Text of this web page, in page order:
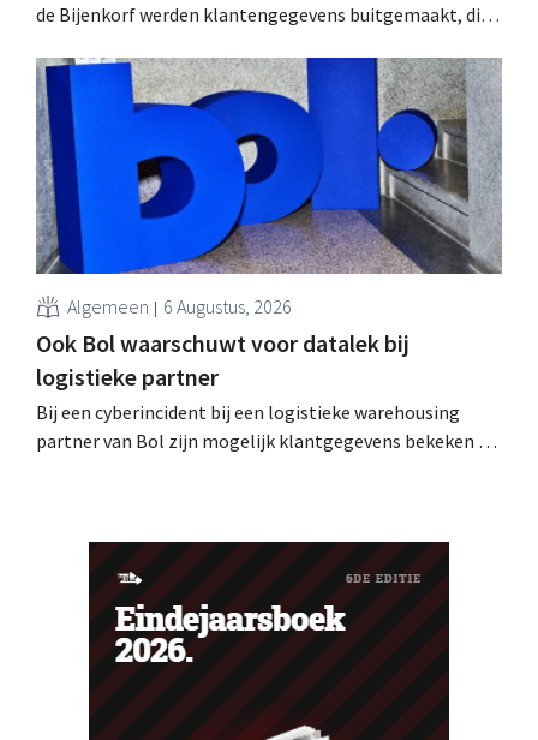
de Bijenkorf werden klantengegevens buitgemaakt, die
De retailers roepen klanten op alert te zijn voor
phishing.
Algemeen 6 Augustus, 2026
Ook Bol waarschuwt voor datalek bij
logistieke partner
Bij een cyberincident bij een logistieke warehousing
partner van Bol zijn mogelijk klantgegevens bekeken of